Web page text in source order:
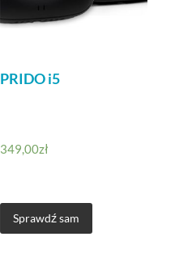
PRIDO i5
349,00zł
Sprawdź sam